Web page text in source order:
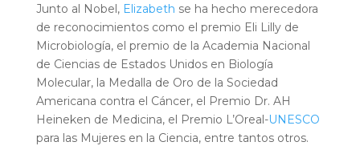
Junto al Nobel,Elizabeth se ha hecho merecedora
de reconocimientos como el premio Eli Lilly de
Microbiología, el premio de la Academia Nacional
de Ciencias de Estados Unidos en Biología
Molecular, la Medalla de Oro de la Sociedad
Americana contra el Cáncer, el Premio Dr. AH
Heineken de Medicina, el Premio L’Oreal-UNESCO
para las Mujeres en la Ciencia, entre tantos otros.